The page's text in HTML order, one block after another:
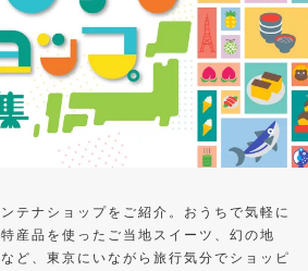
テナショップをご紹介。おうちで気軽に
産品を使ったご当地スイーツ、幻の地
ど、東京にいながら旅行気分でショッピ